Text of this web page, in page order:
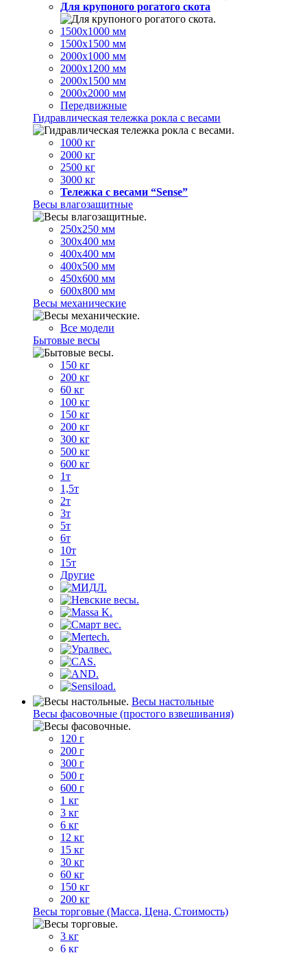
Для крупоного рогатого скота
1500х1000 мм
1500х1500 мм
2000х1000 мм
2000х1200 мм
2000х1500 мм
2000х2000 мм
Передвижные
Гидравлическая тележка рокла с весами
1000 кг
2000 кг
2500 кг
3000 кг
Тележка с весами “Sense”
Весы влагозащитные
250х250 мм
300х400 мм
400х400 мм
400х500 мм
450х600 мм
600х800 мм
Весы механические
Все модели
Бытовые весы
150 кг
200 кг
60 кг
100 кг
150 кг
200 кг
300 кг
500 кг
600 кг
1т
1,5т
2т
3т
5т
6т
10т
15т
Другие
Весы настольные
Весы фасовочные (простого взвешивания)
120 г
200 г
300 г
500 г
600 г
1 кг
3 кг
6 кг
12 кг
15 кг
30 кг
60 кг
150 кг
200 кг
Весы торговые (Масса, Цена, Стоимость)
3 кг
6 кг